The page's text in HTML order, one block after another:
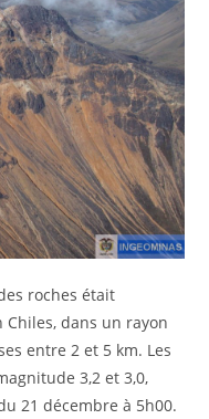
roches était
dans un rayon
entre 2 et 5 km. Les
3,2 et 3,0,
21 décembre à 5h00.